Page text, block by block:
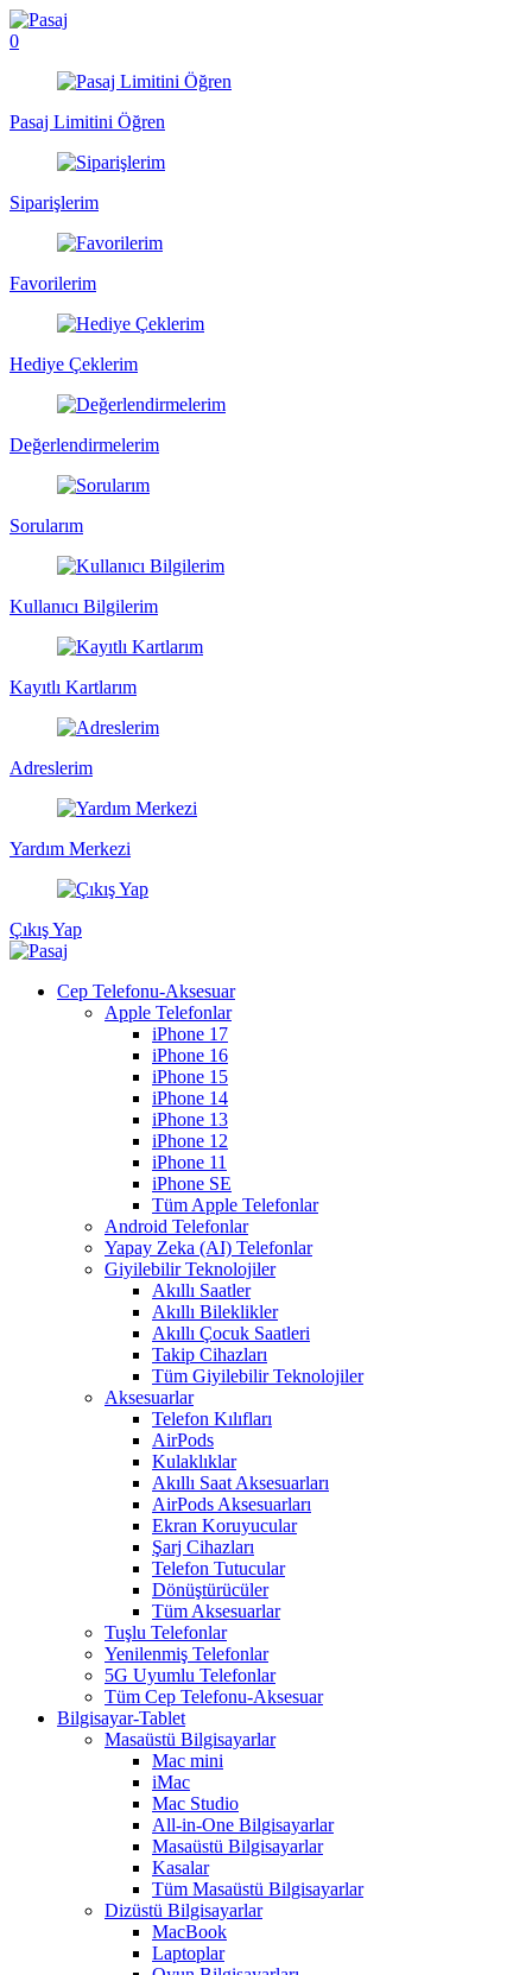
0
Pasaj Limitini Öğren
Siparişlerim
Favorilerim
Hediye Çeklerim
Değerlendirmelerim
Sorularım
Kullanıcı Bilgilerim
Kayıtlı Kartlarım
Adreslerim
Yardım Merkezi
Çıkış Yap
Cep Telefonu-Aksesuar
Apple Telefonlar
iPhone 17
iPhone 16
iPhone 15
iPhone 14
iPhone 13
iPhone 12
iPhone 11
iPhone SE
Tüm Apple Telefonlar
Android Telefonlar
Yapay Zeka (AI) Telefonlar
Giyilebilir Teknolojiler
Akıllı Saatler
Akıllı Bileklikler
Akıllı Çocuk Saatleri
Takip Cihazları
Tüm Giyilebilir Teknolojiler
Aksesuarlar
Telefon Kılıfları
AirPods
Kulaklıklar
Akıllı Saat Aksesuarları
AirPods Aksesuarları
Ekran Koruyucular
Şarj Cihazları
Telefon Tutucular
Dönüştürücüler
Tüm Aksesuarlar
Tuşlu Telefonlar
Yenilenmiş Telefonlar
5G Uyumlu Telefonlar
Tüm Cep Telefonu-Aksesuar
Bilgisayar-Tablet
Masaüstü Bilgisayarlar
Mac mini
iMac
Mac Studio
All-in-One Bilgisayarlar
Masaüstü Bilgisayarlar
Kasalar
Tüm Masaüstü Bilgisayarlar
Dizüstü Bilgisayarlar
MacBook
Laptoplar